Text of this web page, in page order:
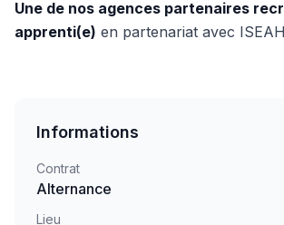
Une de nos agences partenaires
apprenti(e) en partenariat avec
Informations
Contrat
Alternance
Lieu